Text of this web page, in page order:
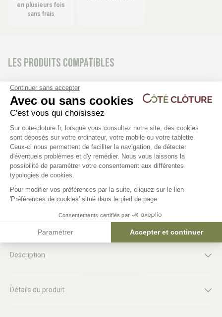
en plusieurs fois
sans frais
Les produits compatibles
Kit moteur Ditec FACIL (2
vantaux)
874,50 €
Kit moteur Ditec Ion 4
609,40 €
Description
Détails du produit
Continuer sans accepter
Avec ou sans cookies
C'est vous qui choisissez
Plateforme de Gestion du
Sur cote-cloture.fr, lorsque vous consultez notre site, des cookies
sont déposés sur votre ordinateur, votre mobile ou votre tablette.
Ceux-ci nous permettent de faciliter la navigation, de détecter
d'éventuels problèmes et d'y remédier. Nous vous laissons la
possibilité de paramétrer votre consentement aux différentes
typologies de cookies.
Pour modifier vos préférences par la suite, cliquez sur le lien
'Préférences de cookies' situé dans le pied de page.
Consentements certifiés par
Paramétrer Accepter et continuer
Axeptio consent